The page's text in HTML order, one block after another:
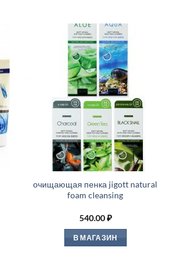
очищающая пенка jigott natural
foam cleansing
540.00₽
В МАГАЗИН